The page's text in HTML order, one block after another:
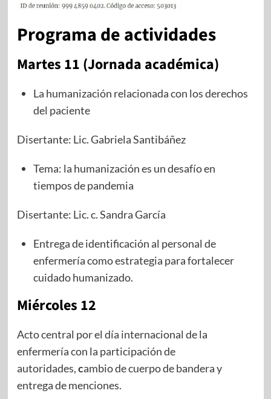
Programa de actividades
Martes 11 (Jornada académica)
La humanización relacionada con los derechos
del paciente
Disertante: Lic. Gabriela Santibáñez
Tema: la humanización es un desafío en
tiempos de pandemia
Disertante: Lic. c. Sandra García
Entrega de identificación al personal de
enfermería como estrategia para fortalecer
cuidado humanizado.
Miércoles 12
Acto central por el día internacional de la
enfermería con la participación de
autoridades,cambio de cuerpo de bandera y
entrega de menciones.